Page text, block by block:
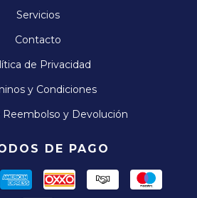
Servicios
Contacto
de Privacidad
y Condiciones
Reembolso y Devolución
DE PAGO